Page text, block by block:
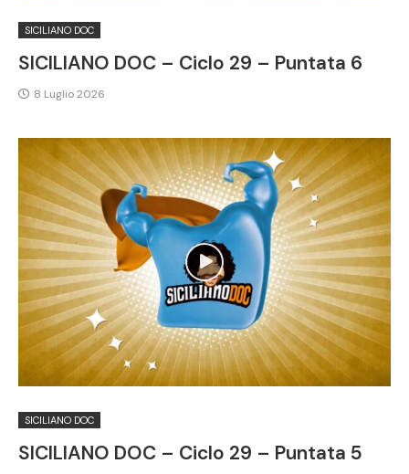
SICILIANO DOC
SICILIANO DOC – Ciclo 29 – Puntata 6
8 Luglio 2026
SICILIANO DOC
SICILIANO DOC – Ciclo 29 – Puntata 5